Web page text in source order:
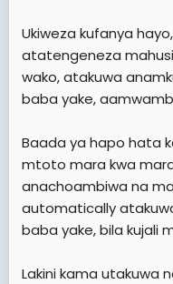
Ukiweza kufanya
atatengeneza
wako, atakuwa
baba yake,
Baada ya hapo hata
mtoto mara kwa
anachoambiwa na
automatically
baba yake, bila kujali
Lakini kama utakuwa